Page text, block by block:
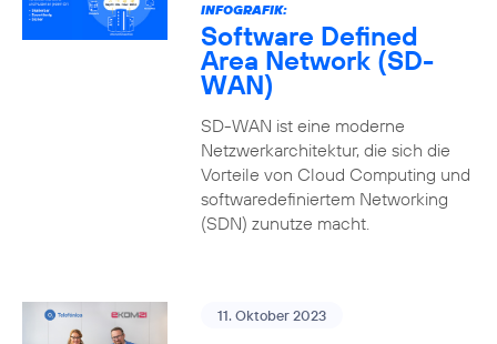
INFOGRAFIK:
Software Defined
Area Network (SD-
WAN)
SD-WAN ist eine moderne
Netzwerkarchitektur, die sich die
Vorteile von Cloud Computing und
softwaredefiniertem Networking
(SDN) zunutze macht.
11. Oktober 2023